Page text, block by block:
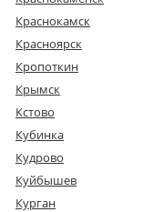
Краснокамск
Красноярск
Кропоткин
Крымск
Кстово
Кубинка
Кудрово
Куйбышев
Курган